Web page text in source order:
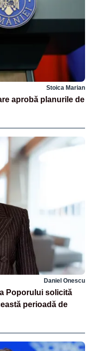
Stoica Marian
aprobă planurile de
Daniel Onescu
Poporului solicită
perioadă de